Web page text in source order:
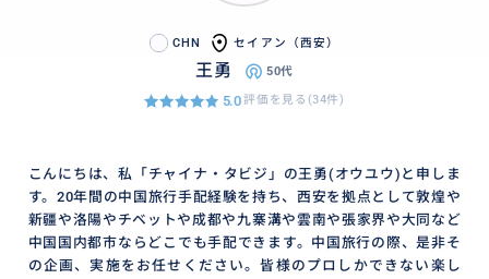
CHN セイアン（西安）
王勇 50代
5.0評価を見る(34件)
こんにちは、私「チャイナ・タビジ」の王勇(オウユウ)と申しま
す。20年間の中国旅行手配経験を持ち、西安を拠点として敦煌や
新疆や洛陽やチベットや成都や九寨溝や雲南や張家界や大同など
中国国内都市ならどこでも手配できます。中国旅行の際、是非そ
の企画、実施をお任せください。皆様のプロしかできない楽し